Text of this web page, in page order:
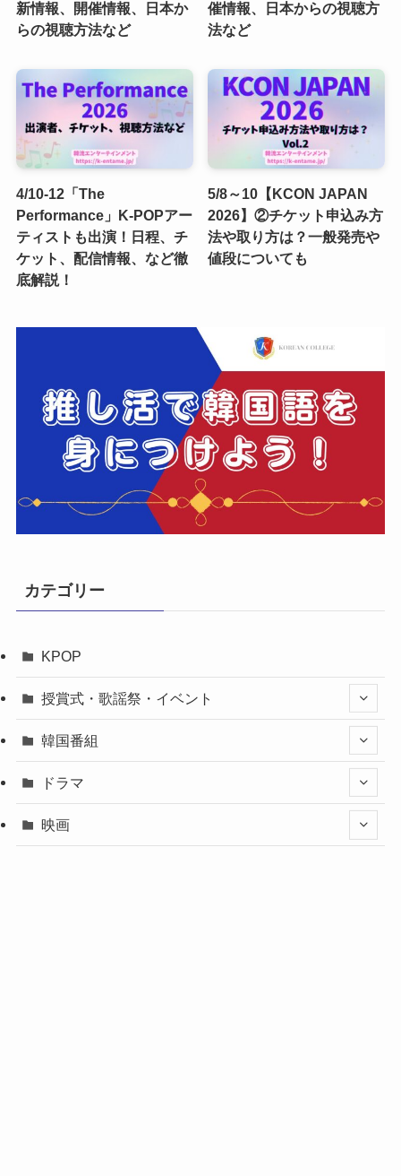
新情報、開催情報、日本か
らの視聴方法など
催情報、日本からの視聴方
法など
4/10-12「The
Performance」K-POPアー
ティストも出演！日程、チ
ケット、配信情報、など徹
底解説！
5/8～10【KCON JAPAN
2026】②チケット申込み方
法や取り方は？一般発売や
値段についても
カテゴリー
KPOP
授賞式・歌謡祭・イベント
韓国番組
ドラマ
映画